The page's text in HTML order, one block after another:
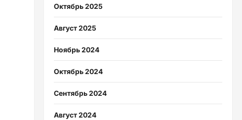
Октябрь 2025
Август 2025
Ноябрь 2024
Октябрь 2024
Сентябрь 2024
Август 2024